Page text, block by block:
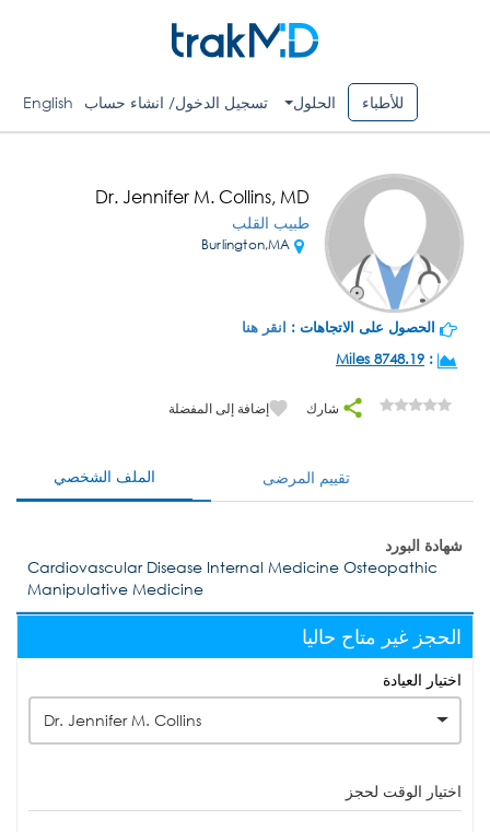
للأطباء الحلول تسجيل الدخول/ انشاء حساب English
Dr. Jennifer M. Collins, MD
طبيب القلب
الحصول على الاتجاهات : انقر هنا
:
8748.19 Miles
شارك إضافة إلى المفضلة
الملف الشخصي تقييم المرضى
شهادة البورد
Cardiovascular Disease Internal Medicine Osteopathic
Manipulative Medicine
الحجز غير متاح حاليا
اختيار العيادة
Dr. Jennifer M. Collins
اختيار الوقت لحجز